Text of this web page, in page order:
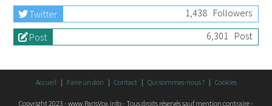
Twitter 1,438 Followers
Post
6,301 Post
Accueil Faire un don Contact Qui sommes-nous ? Cookies
Copyright 2023 - www.ParisVox.info - Tous droits réservés sauf mention contraire -